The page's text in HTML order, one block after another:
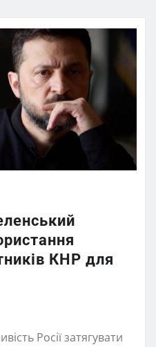
КНР для
Росії затягувати